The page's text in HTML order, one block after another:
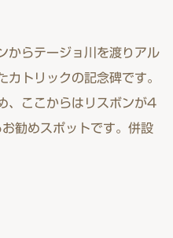
からテージョ川を渡りアル
トリックの記念碑です。
、ここからはリスボンが4
勧めスポットです。併設